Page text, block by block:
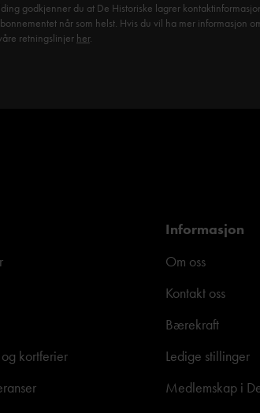
godkjenner du at De Historiske lagrer
når som helst. Hvis du vil ha mer informasjon
retningslinjer her.
kortferier
Informasjon
Om oss
Kontakt oss
Bærekraft
Ledige stillinger
Medlemskap i